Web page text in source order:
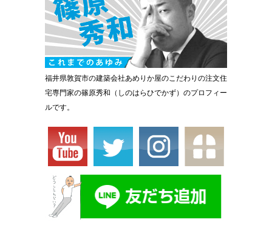
福井県敦賀市の建築会社あめりか屋のこだわりの注文住
宅専門家の篠原秀和（しのはらひでかず）のプロフィー
ルです。